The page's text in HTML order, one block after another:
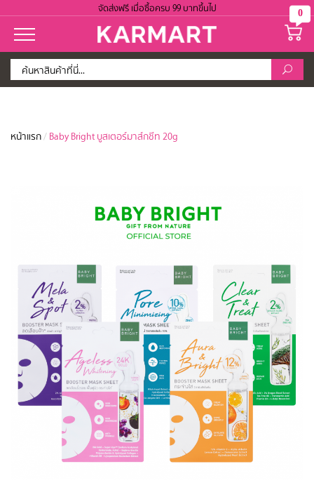
จัดส่งฟรี เมื่อซื้อครบ 99 บาทขึ้นไป 0
หน้าแรก / Baby Bright บูสเตอร์มาส์กชีท 20g